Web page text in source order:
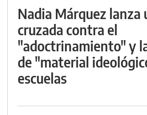
Nadia Márquez lanza
cruzada contra el
"adoctrinamiento" y
de "material
escuelas